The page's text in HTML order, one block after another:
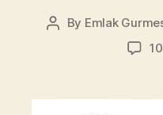
Post
By Emlak